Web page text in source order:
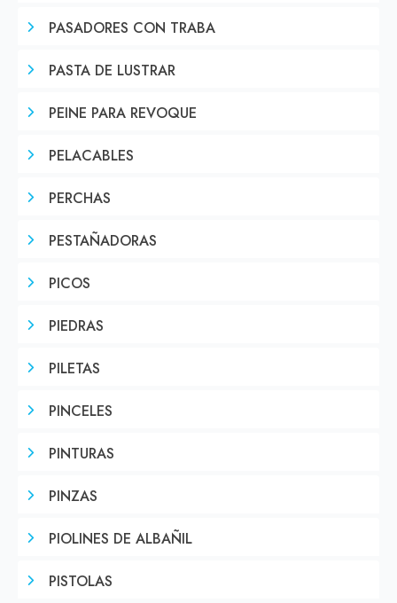
PASADORES CON TRABA
PASTA DE LUSTRAR
PEINE PARA REVOQUE
PELACABLES
PERCHAS
PESTAÑADORAS
PICOS
PIEDRAS
PILETAS
PINCELES
PINTURAS
PINZAS
PIOLINES DE ALBAÑIL
PISTOLAS